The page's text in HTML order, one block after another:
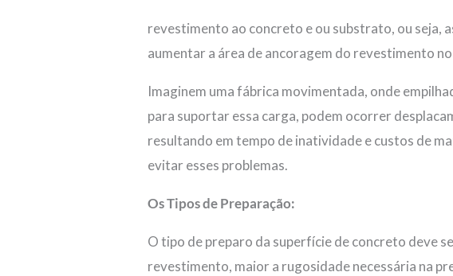
revestimento ao concreto e ou substrato, ou seja,
aumentar a área de ancoragem do revestimento
Imaginem uma fábrica movimentada, onde
para suportar essa carga, podem ocorrer
resultando em tempo de inatividade e custos de
evitar esses problemas.
Os Tipos de Preparação:
O tipo de preparo da superfície de concreto deve
revestimento, maior a rugosidade necessária na